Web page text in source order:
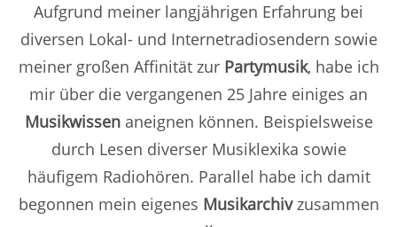
Aufgrund meiner langjährigen Erfahrung bei
diversen Lokal- und Internetradiosendern sowie
meiner großen Affinität zur Partymusik, habe ich
mir über die vergangenen 25 Jahre einiges an
Musikwissenaneignen können. Beispielsweise
durch Lesen diverser Musiklexika sowie
häufigem Radiohören. Parallel habe ich damit
begonnen mein eigenes Musikarchivzusammen